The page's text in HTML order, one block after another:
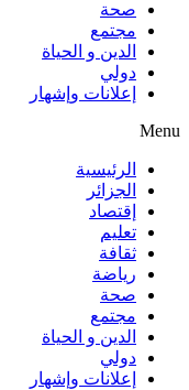
صحة
مجتمع
الدين و الحياة
دولي
إعلانات وإشهار
Menu
الرئيسية
الجزائر
إقتصاد
تعليم
ثقافة
رياضة
صحة
مجتمع
الدين و الحياة
دولي
إعلانات وإشهار